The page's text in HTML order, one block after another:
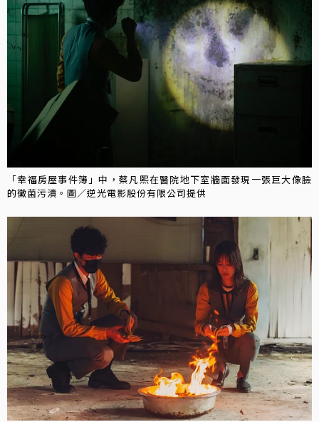
「幸福房屋事件簿」中，蔡凡熙在醫院地下室牆面發現一張巨大像臉
的黴菌污漬。圖／逆光電影股份有限公司提供